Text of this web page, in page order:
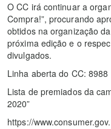
O CC irá continuar a
Compra!”, procurando
obtidos na organização
próxima edição e o
divulgados.
Linha aberta do CC: 8988
Lista de premiados da
2020”
https://